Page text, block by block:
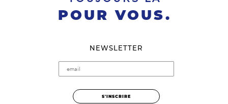
POUR VOUS.
NEWSLETTER